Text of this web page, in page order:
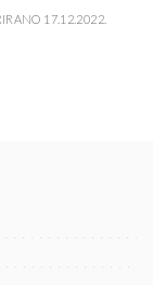
17.12.2022.